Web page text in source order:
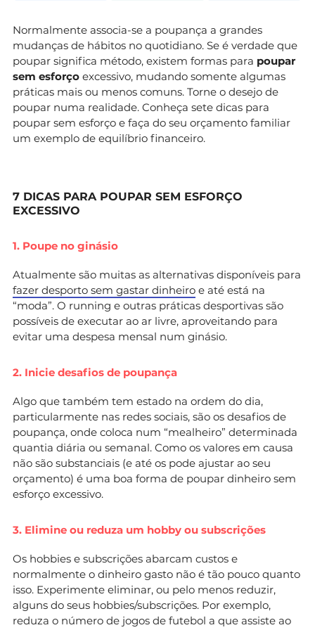
Normalmente associa-se a poupança a grandes
mudanças de hábitos no quotidiano. Se é verdade que
poupar significa método, existem formas para poupar
sem esforço excessivo, mudando somente algumas
práticas mais ou menos comuns. Torne o desejo de
poupar numa realidade. Conheça sete dicas para
poupar sem esforço e faça do seu orçamento familiar
um exemplo de equilíbrio financeiro.
7 DICAS PARA POUPAR SEM ESFORÇO
EXCESSIVO
1. Poupe no ginásio
Atualmente são muitas as alternativas disponíveis para
fazer desporto sem gastar dinheiro e até está na
“moda”. O running e outras práticas desportivas são
possíveis de executar ao ar livre, aproveitando para
evitar uma despesa mensal num ginásio.
2. Inicie desafios de poupança
Algo que também tem estado na ordem do dia,
particularmente nas redes sociais, são os desafios de
poupança, onde coloca num “mealheiro” determinada
quantia diária ou semanal. Como os valores em causa
não são substanciais (e até os pode ajustar ao seu
orçamento) é uma boa forma de poupar dinheiro sem
esforço excessivo.
3. Elimine ou reduza um hobby ou subscrições
Os hobbies e subscrições abarcam custos e
normalmente o dinheiro gasto não é tão pouco quanto
isso. Experimente eliminar, ou pelo menos reduzir,
alguns do seus hobbies/subscrições. Por exemplo,
reduza o número de jogos de futebol a que assiste ao